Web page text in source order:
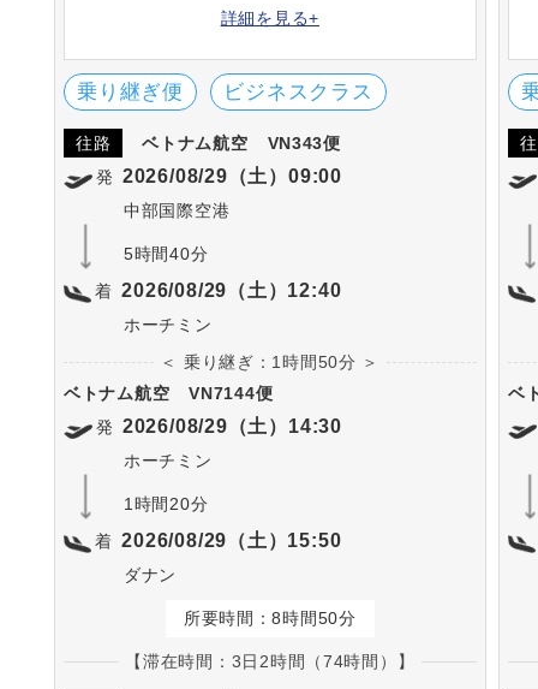
ービスとあたたかいもてなしが定評。「スカ
トワークを広げています。
詳細を見る+
乗り継ぎ便 ビジネスクラス
往路 ベトナム航空
VN343便
発 2026/08/29（土）09:00
中部国際空港
5時間40分
着 2026/08/29（土）12:40
ホーチミン
＜ 乗り継ぎ：1時間50分 ＞
ベトナム航空
VN7144便
発 2026/08/29（土）14:30
ホーチミン
1時間20分
着 2026/08/29（土）15:50
ダナン
所要時間：8時間50分
【滞在時間：3日2時間（74時間）】
ベ